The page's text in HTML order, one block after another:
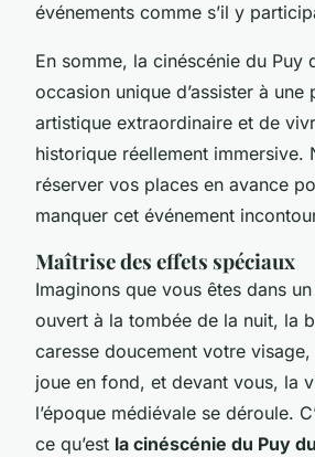
événements comme s’il y
En somme, la cinéscénie du Puy
occasion unique d’assister à une
artistique extraordinaire et de
historique réellement immersive.
réserver vos places en avance
manquer cet événement
Maîtrise des effets spéciaux
Imaginons que vous êtes dans
ouvert à la tombée de la nuit, la
caresse doucement votre
joue en fond, et devant vous, la
l’époque médiévale se déroule.
ce qu’est la cinéscénie du Puy